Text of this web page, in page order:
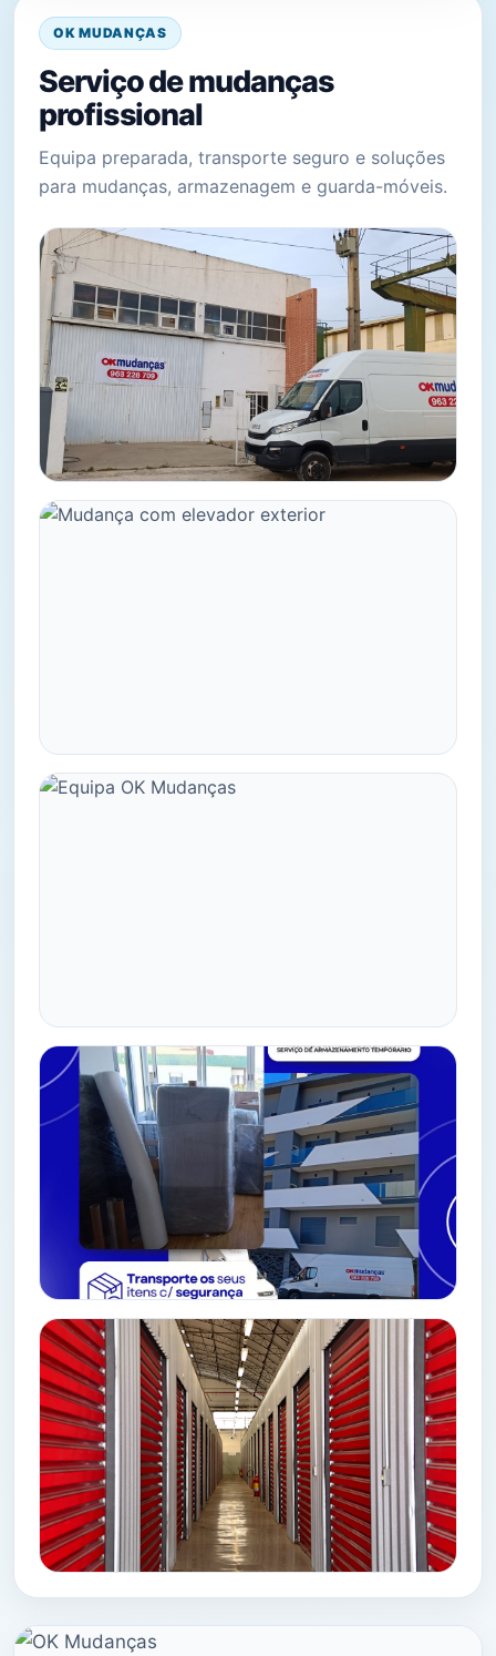
OK MUDANÇAS
Serviço de mudanças
profissional
Equipa preparada, transporte seguro e soluções
para mudanças, armazenagem e guarda-móveis.